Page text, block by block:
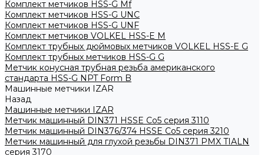
Комплект метчиков HSS-G Mf
Комплект метчиков HSS-G UNC
Комплект метчиков HSS-G UNF
Комплект метчиков VOLKEL HSS-E M
Комплект трубных дюймовых метчиков VOLKEL HSS-E G
Комплект трубных метчиков HSS-G G
Метчик конусная трубная резьба американского
стандарта HSS-G NPT Form B
Машинные метчики IZAR
Назад
Машинные метчики IZAR
Метчик машинный DIN371 HSSE Co5 серия 3110
Метчик машинный DIN376/374 HSSE Co5 серия 3210
Метчик машинный для глухой резьбы DIN371 PMX TIALN
серия 3170